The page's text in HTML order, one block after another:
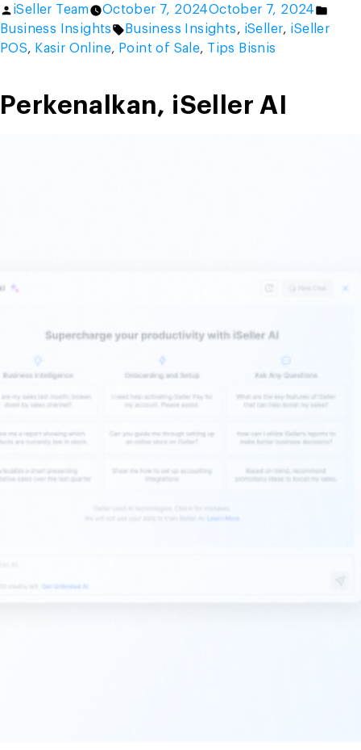
Pembandingan,
Ini
Strateginya
Bisnis!”
Posted
by
iSeller Team October 7, 2024October 7, 2024
in
Business Insights Tags:
Business Insights, iSeller, iSeller
POS, Kasir Online, Point of Sale, Tips Bisnis
Perkenalkan, iSeller AI